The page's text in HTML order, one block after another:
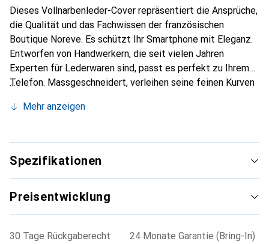
Dieses Vollnarbenleder-Cover repräsentiert die Ansprüche,
die Qualität und das Fachwissen der französischen
Boutique Noreve. Es schützt Ihr Smartphone mit Eleganz.
Entworfen von Handwerkern, die seit vielen Jahren
Experten für Lederwaren sind, passt es perfekt zu Ihrem
Telefon. Massgeschneidert, verleihen seine feinen Kurven
unverzichtbaren Accessoire für Ihr Smartphone.
die Marke Noreve eine zuverlässige Wahl für eine
anspruchsvolle Kundschaft.
Mehr anzeigen
Spezifikationen
Preisentwicklung
30 Tage Rückgaberecht
24 Monate Garantie (Bring-In)